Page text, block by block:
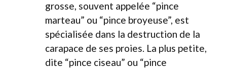
grosse, souvent appelée “pince
marteau” ou “pince broyeuse”, est
spécialisée dans la destruction de la
carapace de ses proies. La plus petite,
dite “pince ciseau” ou “pince